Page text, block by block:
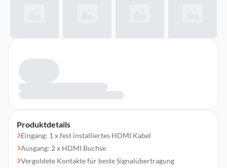
Produktdetails
Eingang: 1 x fest installiertes HDMI Kabel
Ausgang: 2 x HDMI Buchse
Vergoldete Kontakte für beste Signalübertragung